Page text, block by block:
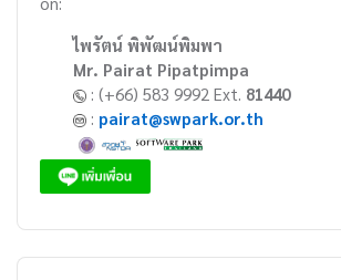
ไพรัตน์ พิพัฒน์พิมพา
Mr. Pairat Pipatpimpa
: (+66) 583 9992 Ext. 81440
: pairat@swpark.or.th